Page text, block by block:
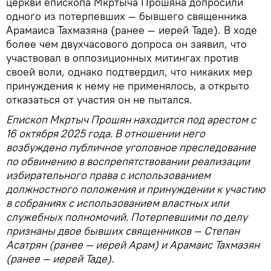
одного из потерпевших — бывшего священника
Арамаиса Тахмазяна (ранее — иерей Таде). В ходе
более чем двухчасового допроса он заявил, что
участвовал в оппозиционных митингах против
своей воли, однако подтвердил, что никаких мер
принуждения к нему не применялось, а открыто
отказаться от участия он не пытался.
Епископ Мкртыч Прошян находится под арестом с
16 октября 2025 года. В отношении него
возбуждено публичное уголовное преследование
по обвинению в воспрепятствовании реализации
избирательного права с использованием
должностного положения и принуждении к участию
в собраниях с использованием властных или
служебных полномочий. Потерпевшими по делу
признаны двое бывших священников — Степан
Асатрян (ранее — иерей Арам) и Арамаис Тахмазян
(ранее — иерей Таде).